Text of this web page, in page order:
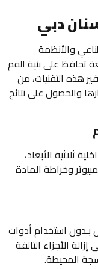
دبي
والأنظمة
تحافظ على بنية الفم
هذه التقنيات، من
والحصول على نتائج
ثلاثية الأبعاد،
وخراطة المادة
استخدام أدوات
الأجزاء التالفة
المحيطة.